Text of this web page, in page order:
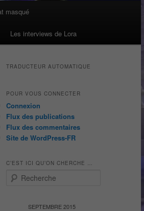
masqué
Les interviews de Lora
TRADUCTEUR AUTOMATIQUE
POUR VOUS CONNECTER
Connexion
Flux des publications
Flux des commentaires
Site de WordPress-FR
C’EST ICI QU’ON CHERCHE …
SEPTEMBRE 2015